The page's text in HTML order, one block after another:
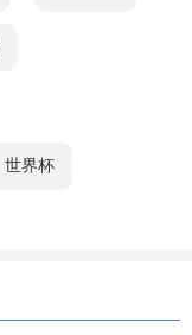
世界杯